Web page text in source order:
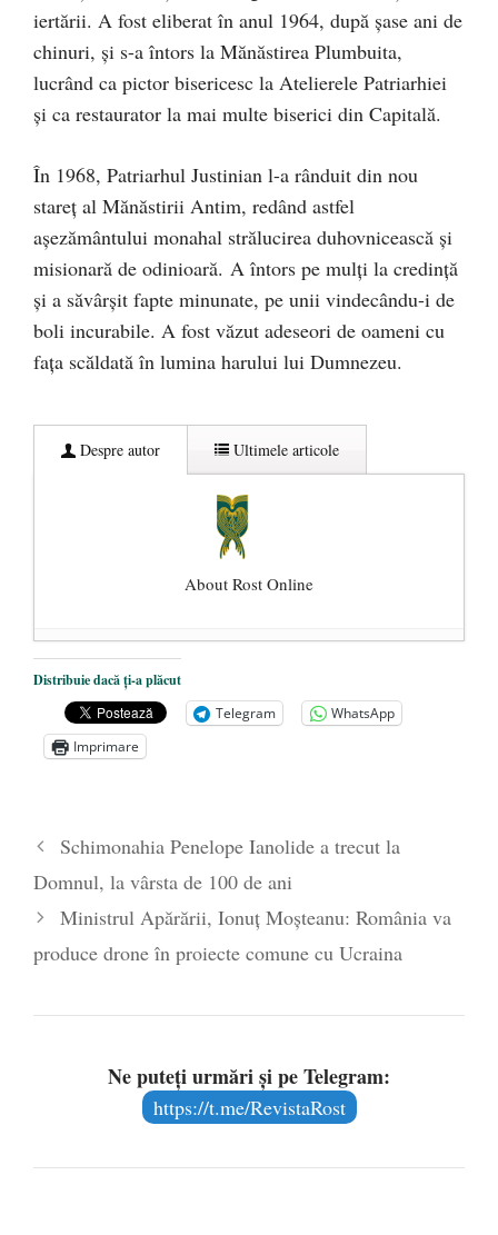
iertării. A fost eliberat în anul 1964, după şase ani de
chinuri, şi s-a întors la Mănăstirea Plumbuita,
lucrând ca pictor bisericesc la Atelierele Patriarhiei
și ca restaurator la mai multe biserici din Capitală.
În 1968, Patriarhul Justinian l-a rânduit din nou
stareț al Mănăstirii Antim, redând astfel
aşezământului monahal strălucirea duhovnicească și
misionară de odinioară. A întors pe mulţi la credință
şi a săvârșit fapte minunate, pe unii vindecându-i de
boli incurabile. A fost văzut adeseori de oameni cu
fața scăldată în lumina harului lui Dumnezeu.
Despre autor Ultimele articole
About Rost Online
Dezvăluiri cutremurătoare despre
președintele Ucrainei, Volodymyr
Zelensky
- 13 mai 2026
Statul care servește Națiunea
poetului Octavian Goga, înlăturat din Iași
- 16 aprilie 2026
Distribuie dacă ți-a plăcut
Telegram
WhatsApp
Imprimare
Schimonahia Penelope Ianolide a trecut la
Domnul, la vârsta de 100 de ani
Ministrul Apărării, Ionuț Moșteanu: România va
produce drone în proiecte comune cu Ucraina
Ne puteți urmări și pe Telegram:
https://t.me/RevistaRost